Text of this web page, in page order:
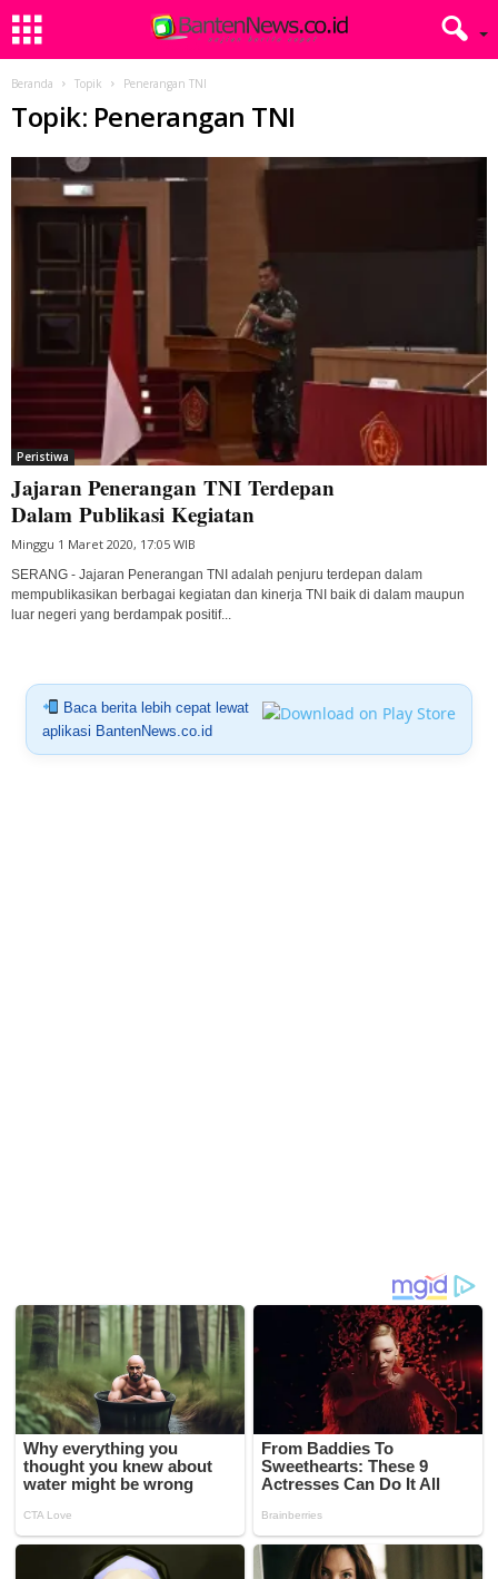
Beranda Topik Penerangan TNI
Topik: Penerangan TNI
Peristiwa
Jajaran Penerangan TNI Terdepan
Dalam Publikasi Kegiatan
Minggu 1 Maret 2020, 17:05 WIB
SERANG - Jajaran Penerangan TNI adalah penjuru terdepan dalam
mempublikasikan berbagai kegiatan dan kinerja TNI baik di dalam maupun
luar negeri yang berdampak positif...
Baca berita lebih cepat lewat
aplikasi BantenNews.co.id